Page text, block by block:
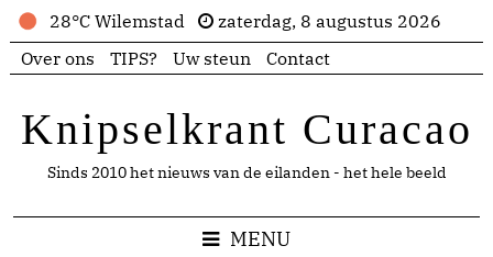
28°C Wilemstad
zaterdag, 8 augustus 2026
Over ons
TIPS? Uw steun Contact
Knipselkrant Curacao
Sinds 2010 het nieuws van de eilanden - het hele beeld
MENU